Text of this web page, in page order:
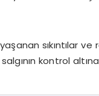
sıkıntılar
kontrol altına